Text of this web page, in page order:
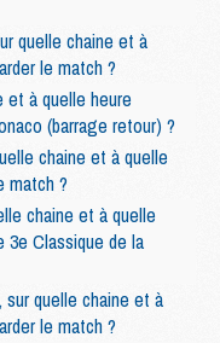
quelle chaine et à
le match ?
et à quelle heure
(barrage retour) ?
chaine et à quelle
match ?
chaine et à quelle
3e Classique de la
sur quelle chaine et à
le match ?